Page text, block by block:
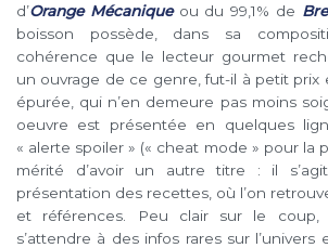
d’Orange Mécaniqueou du 99,1% de
boisson possède, dans sa
cohérence que le lecteur gourmet
un ouvrage de ce genre, fut-il à petit prix
épurée, qui n’en demeure pas moins
oeuvre est présentée en quelques
« alerte spoiler » (« cheat mode » pour la
mérité d’avoir un autre titre : il
présentation des recettes, où l’on
et références. Peu clair sur le coup,
s’attendre à des infos rares sur